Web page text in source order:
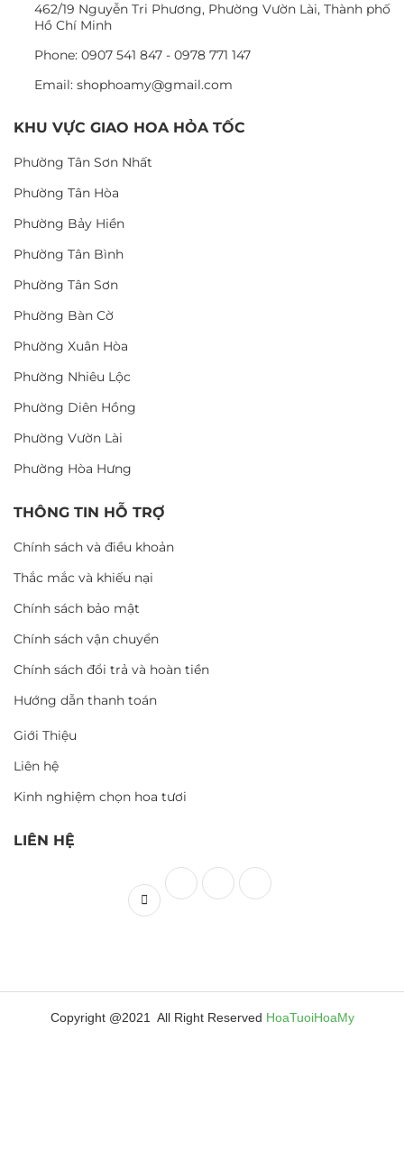
462/19 Nguyễn Tri Phương, Phường Vườn Lài, Thành phố
Hồ Chí Minh
Phone: 0907 541 847 - 0978 771 147
Email: shophoamy@gmail.com
KHU VỰC GIAO HOA HỎA TỐC
Phường Tân Sơn Nhất
Phường Tân Hòa
Phường Bảy Hiền
Phường Tân Bình
Phường Tân Sơn
Phường Bàn Cờ
Phường Xuân Hòa
Phường Nhiêu Lộc
Phường Diên Hồng
Phường Vườn Lài
Phường Hòa Hưng
THÔNG TIN HỖ TRỢ
Chính sách và điều khoản
Thắc mắc và khiếu nại
Chính sách bảo mật
Chính sách vận chuyển
Chính sách đổi trả và hoàn tiền
Hướng dẫn thanh toán
Giới Thiệu
Liên hệ
Kinh nghiệm chọn hoa tươi
LIÊN HỆ
Copyright @2021 All Right Reserved HoaTuoiHoaMy